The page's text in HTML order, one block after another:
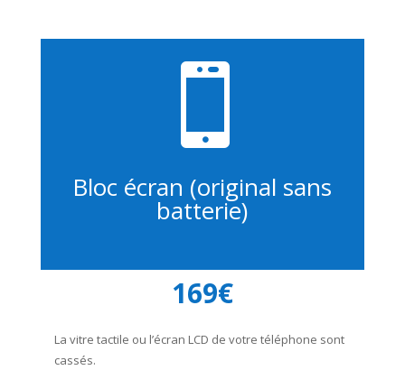

Bloc écran (original sans
batterie)
169€
La vitre tactile ou l’écran LCD de votre téléphone sont
cassés.